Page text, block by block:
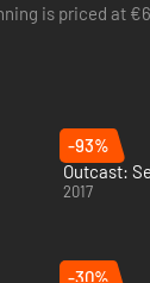
is priced at
-93%
Outcast:
2017
-30%